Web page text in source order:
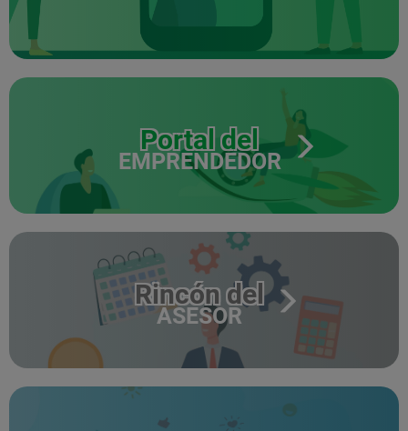
Portal del
EMPRENDEDOR
Rincón del
ASESOR